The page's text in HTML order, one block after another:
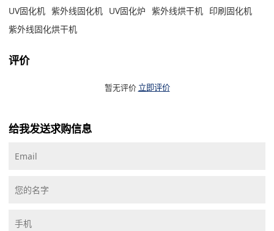
UV固化机 紫外线固化机 UV固化炉 紫外线烘干机 印刷固化机
紫外线固化烘干机
评价
暂无评价 立即评价
给我发送求购信息